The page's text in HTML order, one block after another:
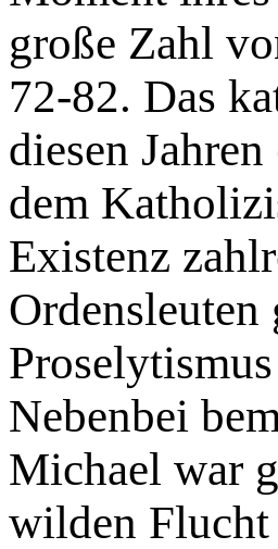
große Zahl
72-82. Das
diesen
dem
Existenz
Nebenbei
Michael war
wilden Flucht